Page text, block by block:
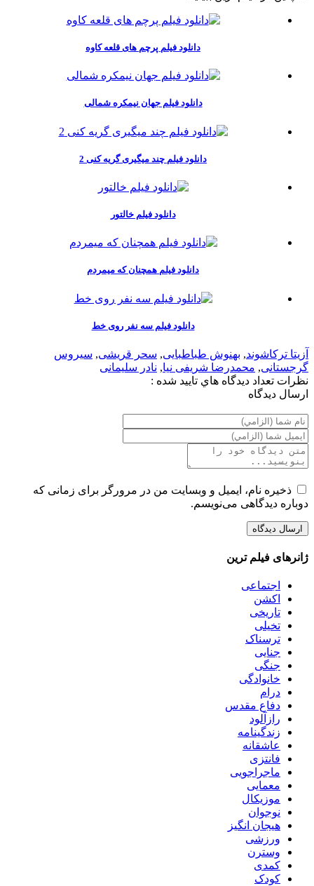
دانلود فیلم پرچم های قلعه کاوه
دانلود فیلم جهان نیمکره شمالی
دانلود فیلم چند میگیری گریه کنی 2
دانلود فیلم خالتور
دانلود فیلم همچنان که میمردم
دانلود فیلم سه نفر روی خط
آزیتا ترکاشوند, بهنوش طباطبایی, سحر قریشی, سیروس
گرجستانی, محمدرضا شریفی نیا, نادر سلیمانی
نظرات تعداد ديدگاه هاي تاييد شده :
ارسال ديدگاه
ذخیره نام، ایمیل و وبسایت من در مرورگر برای زمانی که
دوباره دیدگاهی می‌نویسم.
ژانرهای فیلم ترین
اجتماعی
اکشن
تاریخی
تخیلی
ترسناک
جنایی
جنگی
خانوادگی
درام
دفاع مقدس
رازآلود
زندگینامه
عاشقانه
فانتزی
ماجراجویی
معمایی
موزیکال
نوجوان
هیجان انگیز
ورزشی
وسترن
کمدی
کودک